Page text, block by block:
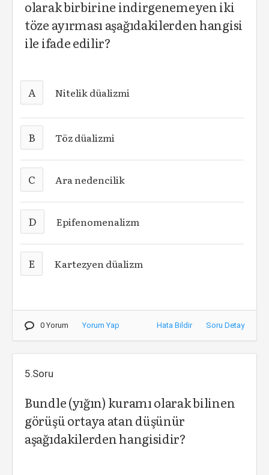
olarak birbirine indirgenemeyen iki
töze ayırması aşağıdakilerden hangisi
ile ifade edilir?
A Nitelik düalizmi
B Töz düalizmi
C Ara nedencilik
D Epifenomenalizm
E Kartezyen düalizm
0 Yorum Yorum Yap Hata Bildir Soru Detay
5.Soru
Bundle (yığın) kuramı olarak bilinen
görüşü ortaya atan düşünür
aşağıdakilerden hangisidir?